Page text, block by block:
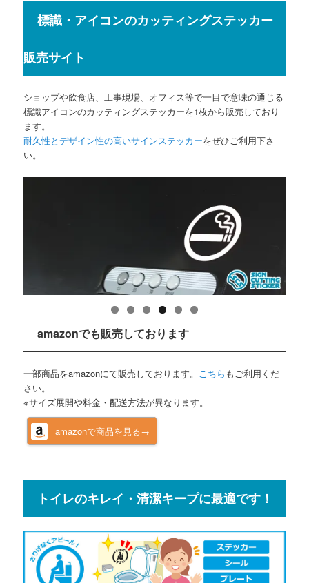
標識・アイコンのカッティングステッカー
販売サイト
ショップや飲食店、工事現場、オフィス等で一目で意味の通じる
標識アイコンのカッティングステッカーを1枚から販売しており
ます。
耐久性とデザイン性の高いサインステッカーをぜひご利用下さ
い。
amazonでも販売しております
一部商品をamazonにて販売しております。 こちら もご利用くだ
さい。
※サイズ展開や料金・配送方法が異なります。
amazonで商品を見る→
トイレのキレイ・清潔キープに最適です！